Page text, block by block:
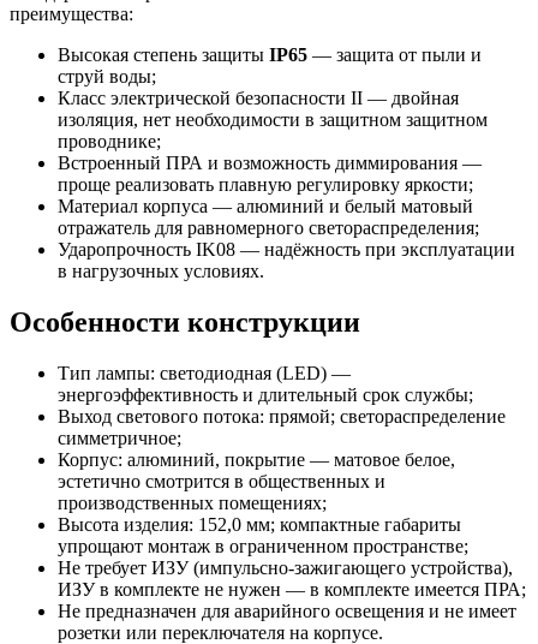
преимущества:
Высокая степень защиты IP65 — защита от пыли и
струй воды;
Класс электрической безопасности II — двойная
изоляция, нет необходимости в защитном защитном
проводнике;
Встроенный ПРА и возможность диммирования —
проще реализовать плавную регулировку яркости;
Материал корпуса — алюминий и белый матовый
отражатель для равномерного светораспределения;
Ударопрочность IK08 — надёжность при эксплуатации
в нагрузочных условиях.
Особенности конструкции
Тип лампы: светодиодная (LED) —
энергоэффективность и длительный срок службы;
Выход светового потока: прямой; светораспределение
симметричное;
Корпус: алюминий, покрытие — матовое белое,
эстетично смотрится в общественных и
производственных помещениях;
Высота изделия: 152,0 мм; компактные габариты
упрощают монтаж в ограниченном пространстве;
Не требует ИЗУ (импульсно-зажигающего устройства),
ИЗУ в комплекте не нужен — в комплекте имеется ПРА;
Не предназначен для аварийного освещения и не имеет
розетки или переключателя на корпусе.